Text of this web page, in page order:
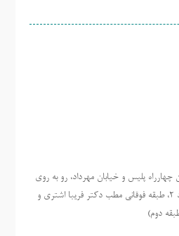
چهارراه پلیس و خیابان مهرداد، رو به روی
پارکینگ توحید، ساختمان میلاد ٢، طبقه فوقانی مطب دکتر فریبا اشتری و
دوم)